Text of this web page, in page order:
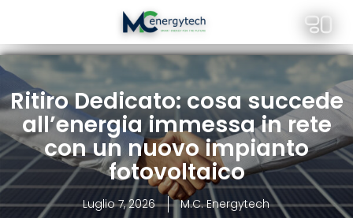
Ritiro Dedicato: cosa succede
all’energia immessa in rete
con un nuovo impianto
fotovoltaico
Luglio 7, 2026 M.C. Energytech